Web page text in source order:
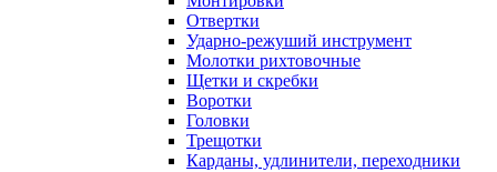
Отвертки
Ударно-режуший инструмент
Молотки рихтовочные
Щетки и скребки
Воротки
Головки
Трещотки
Карданы, удлинители, переходники